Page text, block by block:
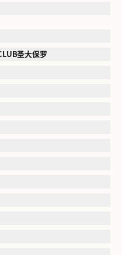
圣大保罗